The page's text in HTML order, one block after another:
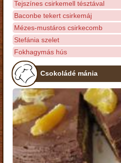
Tejszínes csirkemell tésztával
Baconbe tekert csirkemáj
Mézes-mustáros csirkecomb
Stefánia szelet
Fokhagymás hús
Csokoládé mánia